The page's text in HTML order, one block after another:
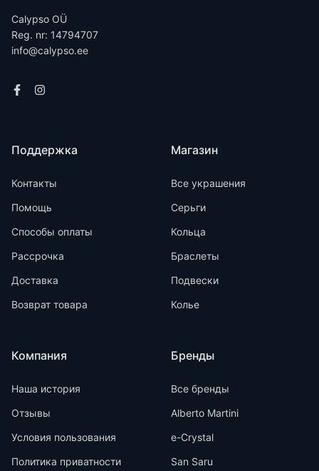
Calypso OÜ
Reg. nr: 14794707
info@calypso.ee
Поддержка
Контакты
Помощь
Способы оплаты
Рассрочка
Доставка
Возврат товара
Компания
Наша история
Отзывы
Условия пользования
Политика приватности
Магазин
Все украшения
Серьги
Кольца
Браслеты
Подвески
Колье
Бренды
Все бренды
Alberto Martini
e-Crystal
San Saru